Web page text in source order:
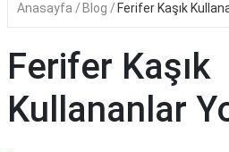
Anasayfa Blog Ferifer Kaşık
Ferifer Kaşık
Kullananlar